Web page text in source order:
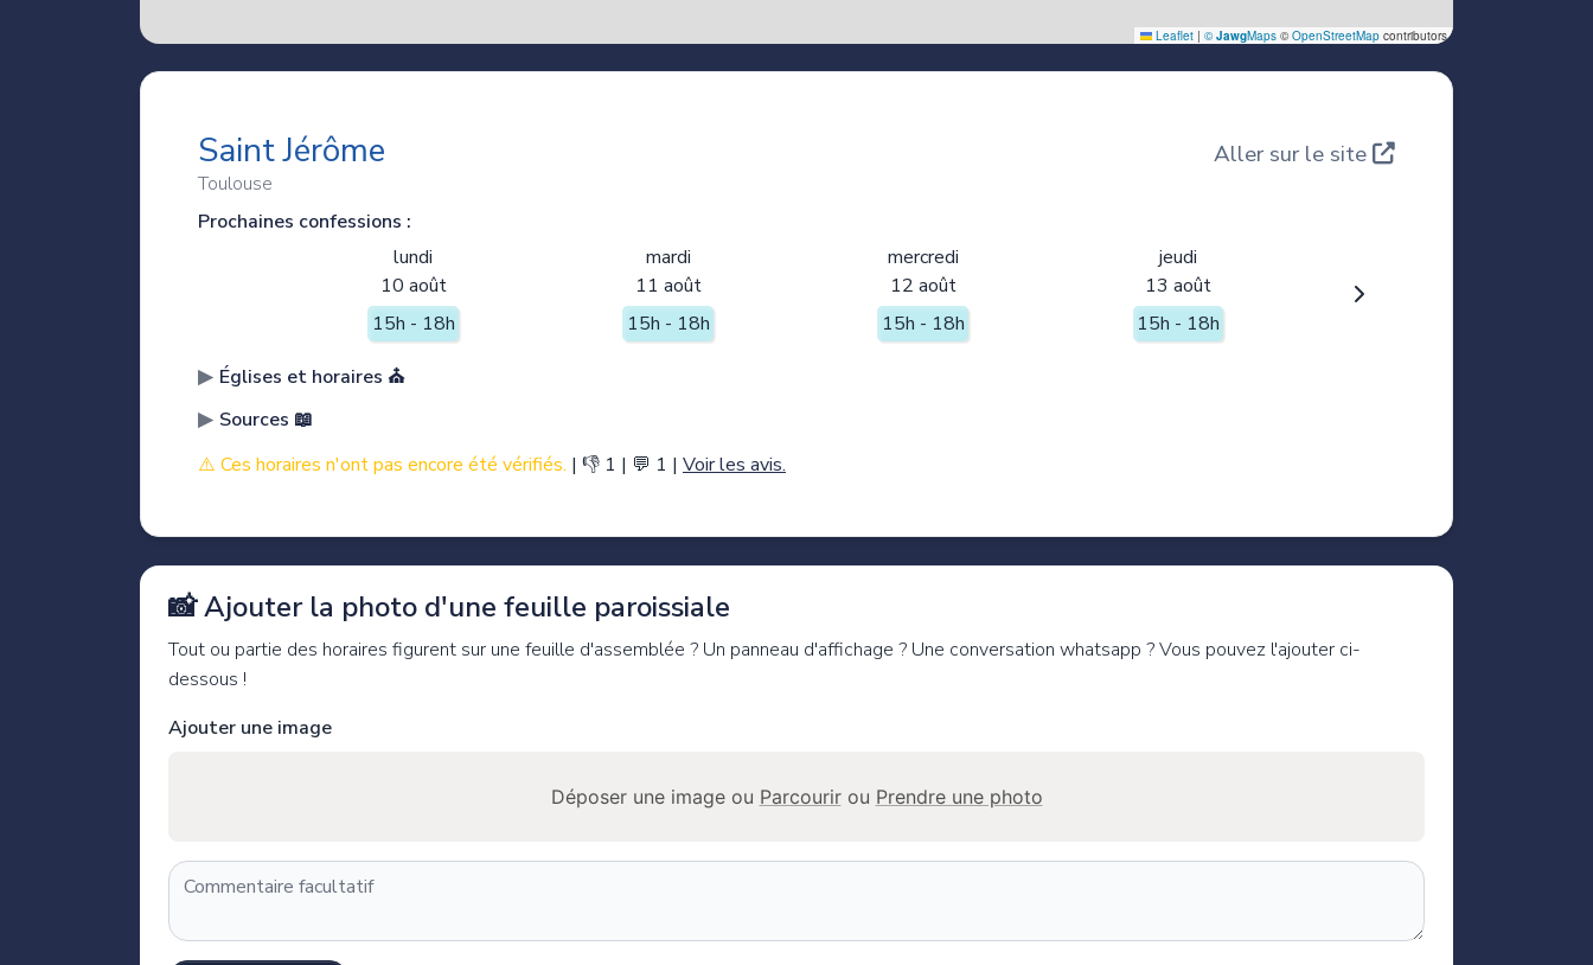
Saint Jérôme
Toulouse
Aller sur le site
Prochaines confessions :
lundi
mardi mercredi
jeudi
10 août
11 août 12 août
13 août
15h - 18h
15h - 18h 15h - 18h 15h - 18h
Églises et horaires ⛪️
Sources 📖
⚠️ Ces horaires n'ont pas encore été vérifiés. | 👎 1 | 💬 1 | Voir les avis.
📸 Ajouter la photo d'une feuille paroissiale
Tout ou partie des horaires figurent sur une feuille d'assemblée ? Un panneau d'affichage ? Une conversation whatsapp ? Vous pouvez l'ajouter ci-
dessous !
Ajouter une image
Déposer une image ou Parcourirou Prendre une photo